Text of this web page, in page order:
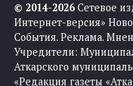
© 2014-2026Сетевое
Интернет-версия»
События. Реклама.
Учредители:
Аткарского
«Редакция газеты